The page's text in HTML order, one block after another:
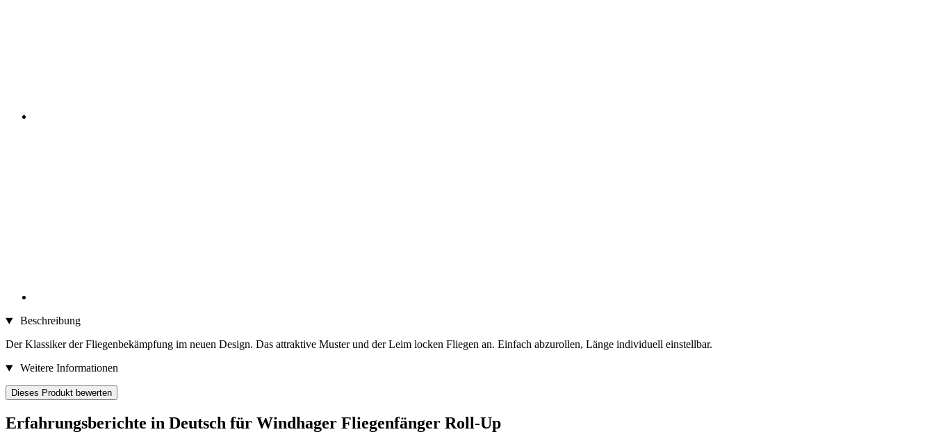
Beschreibung
​Der Klassiker der Fliegenbekämpfung im neuen Design. Das attraktive Muster und der Leim locken Fliegen an. Einfach abzurollen, Länge individuell einstellbar.
Weitere Informationen
Dieses Produkt bewerten
Erfahrungsberichte in Deutsch für Windhager Fliegenfänger Roll-Up